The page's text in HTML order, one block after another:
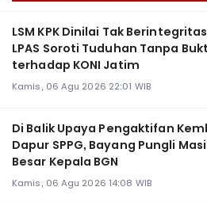
LSM KPK Dinilai Tak
LPAS Soroti Tuduhan Tanpa
terhadap KONI Jatim
Kamis, 06 Agu 2026 22:01 WIB
Di Balik Upaya Pengaktifan
Dapur SPPG, Bayang Pungli
Besar Kepala BGN
Kamis, 06 Agu 2026 14:08 WIB